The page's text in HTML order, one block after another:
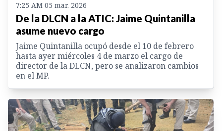
7:25 AM 05 mar. 2026
De la DLCN a la ATIC: Jaime Quintanilla
asume nuevo cargo
Jaime Quintanilla ocupó desde el 10 de febrero
hasta ayer miércoles 4 de marzo el cargo de
director de la DLCN, pero se analizaron cambios
en el MP.